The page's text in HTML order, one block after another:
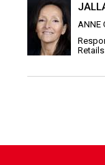
ANNE
Retails